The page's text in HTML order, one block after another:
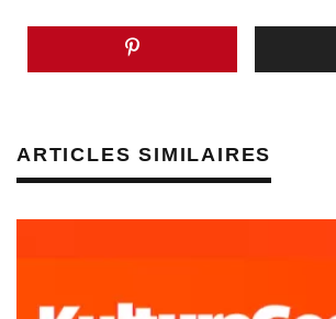
ARTICLES SIMILAIRES